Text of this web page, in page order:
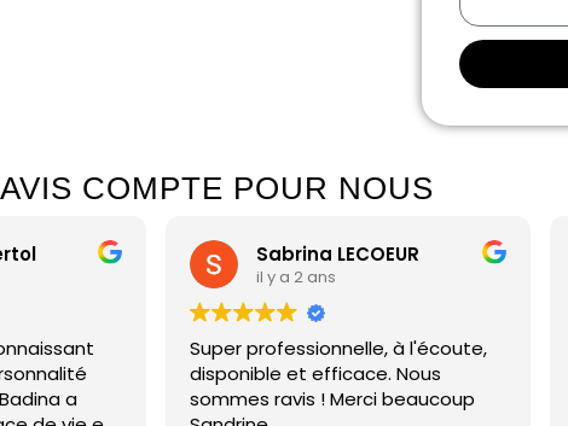
COMPTE POUR NOUS
a
Sabrina LECOEUR
il y a 2 ans
Super professionnelle, à l'écoute,
disponible et efficace. Nous
sommes ravis ! Merci beaucoup